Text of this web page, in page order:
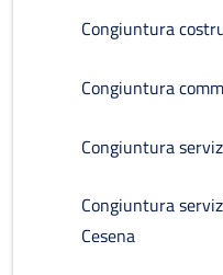
Congiuntura
Congiuntura
Congiuntura
Congiuntura
Cesena